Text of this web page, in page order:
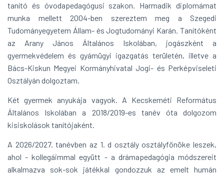
tanító és óvodapedagógusi szakon. Harmadik diplomámat
munka mellett 2004-ben szereztem meg a Szegedi
Tudományegyetem Állam- és Jogtudományi Karán. Tanítóként
az Arany János Általános Iskolában, jogászként a
gyermekvédelem és gyámügyi igazgatás területén, illetve a
Bács-Kiskun Megyei Kormányhivatal Jogi- és Perképviseleti
Osztályán dolgoztam.
Két gyermek anyukája vagyok. A Kecskeméti Református
Általános Iskolában a 2018/2019-es tanév óta dolgozom
kisiskolások tanítójaként.
A 2026/2027. tanévben az 1. d osztály osztályfőnöke leszek,
ahol - kollegáimmal együtt - a drámapedagógia módszereit
alkalmazva sok-sok játékkal gondozzuk az emelt humán